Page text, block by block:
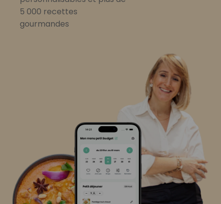
5 000 recettes
gourmandes